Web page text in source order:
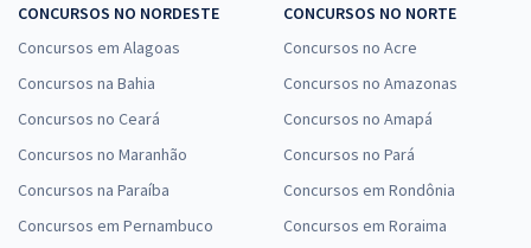
CONCURSOS NO NORDESTE
Concursos em Alagoas
Concursos na Bahia
Concursos no Ceará
Concursos no Maranhão
Concursos na Paraíba
Concursos em Pernambuco
CONCURSOS NO NORTE
Concursos no Acre
Concursos no Amazonas
Concursos no Amapá
Concursos no Pará
Concursos em Rondônia
Concursos em Roraima